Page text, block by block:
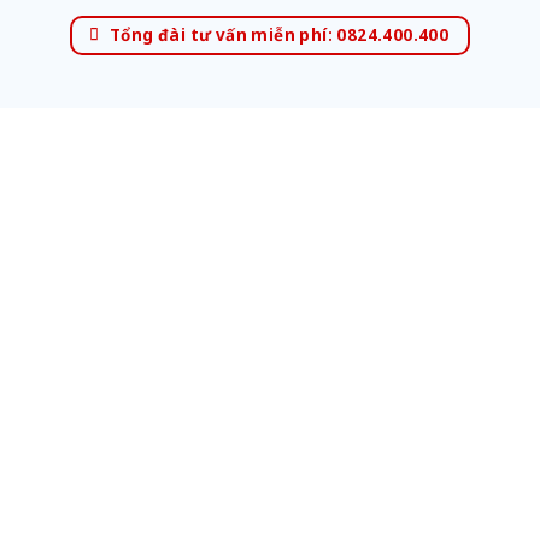
Tổng đài tư vấn miễn phí: 0824.400.400